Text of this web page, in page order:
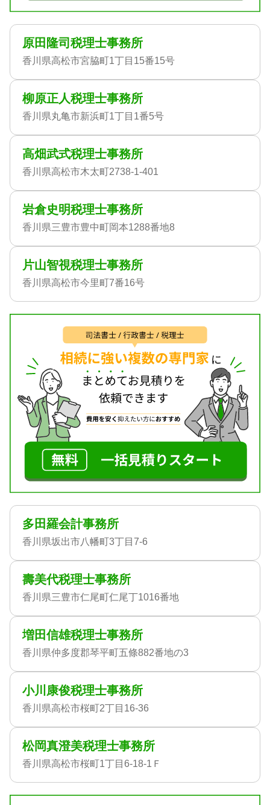
原田隆司税理士事務所
香川県高松市宮脇町1丁目15番15号
柳原正人税理士事務所
香川県丸亀市新浜町1丁目1番5号
高畑武式税理士事務所
香川県高松市木太町2738-1-401
岩倉史明税理士事務所
香川県三豊市豊中町岡本1288番地8
片山智視税理士事務所
香川県高松市今里町7番16号
多田羅会計事務所
香川県坂出市八幡町3丁目7-6
壽美代税理士事務所
香川県三豊市仁尾町仁尾丁1016番地
増田信雄税理士事務所
香川県仲多度郡琴平町五條882番地の3
小川康俊税理士事務所
香川県高松市桜町2丁目16-36
松岡真澄美税理士事務所
香川県高松市桜町1丁目6-18-1Ｆ